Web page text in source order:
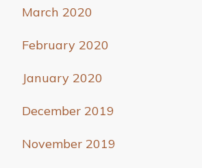
March 2020
February 2020
January 2020
December 2019
November 2019